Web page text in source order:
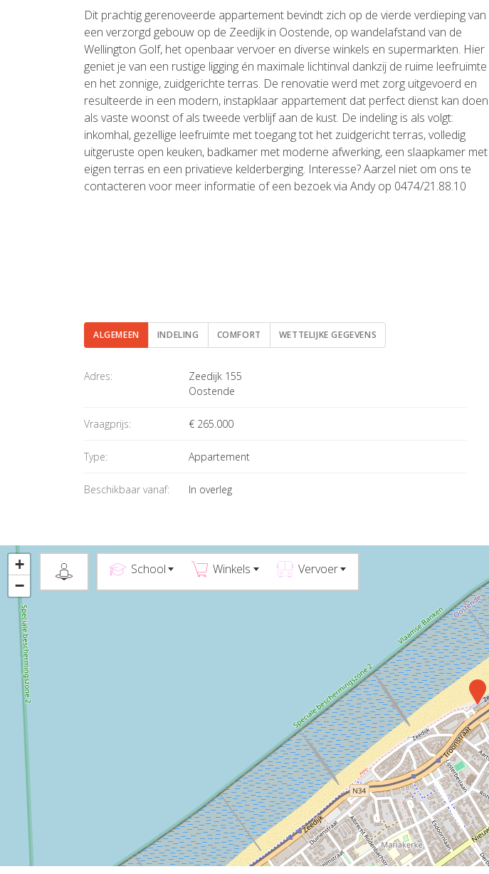
Dit prachtig gerenoveerde appartement bevindt zich op de vierde verdieping van
een verzorgd gebouw op de Zeedijk in Oostende, op wandelafstand van de
Wellington Golf, het openbaar vervoer en diverse winkels en supermarkten. Hier
geniet je van een rustige ligging én maximale lichtinval dankzij de ruime leefruimte
en het zonnige, zuidgerichte terras. De renovatie werd met zorg uitgevoerd en
resulteerde in een modern, instapklaar appartement dat perfect dienst kan doen
als vaste woonst of als tweede verblijf aan de kust. De indeling is als volgt:
inkomhal, gezellige leefruimte met toegang tot het zuidgericht terras, volledig
uitgeruste open keuken, badkamer met moderne afwerking, een slaapkamer met
eigen terras en een privatieve kelderberging. Interesse? Aarzel niet om ons te
contacteren voor meer informatie of een bezoek via Andy op 0474/21.88.10
ALGEMEEN INDELING COMFORT WETTELIJKE GEGEVENS
Algemeen
Adres:
Zeedijk 155
Oostende
Vraagprijs: € 265.000
Type: Appartement
Beschikbaar vanaf: In overleg
+
−
School Winkels Vervoer